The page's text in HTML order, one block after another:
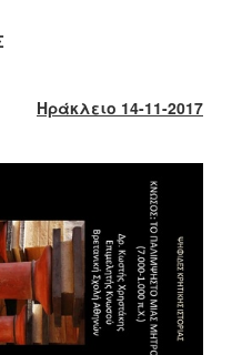
Ηράκλειο 14-11-2017